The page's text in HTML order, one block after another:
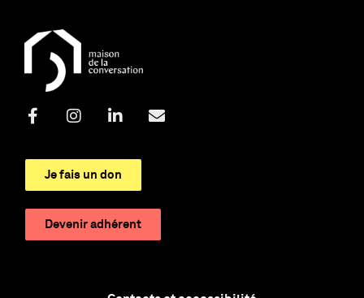
Je fais un don
Devenir adhérent